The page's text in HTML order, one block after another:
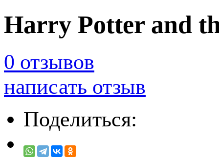
Harry Potter and
0 отзывов
написать отзыв
Поделиться: